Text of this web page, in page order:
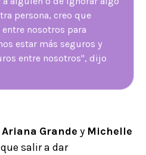
persona, creo que
nosotros para
estar más seguros y
entre nosotros", dijo
Ariana Grande y Michelle
salir a dar